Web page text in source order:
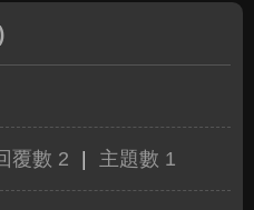
覆數 2 主題數 1